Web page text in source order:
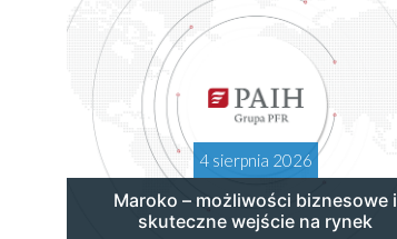
4 sierpnia 2026
Maroko – możliwości biznesowe i
skuteczne wejście na rynek